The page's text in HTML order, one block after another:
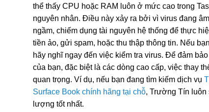
thể thấy CPU hoặc RAM luôn ở mức cao trong
nguyên nhân. Điều này xảy ra bởi vì virus đang
ngầm, chiếm dụng tài nguyên hệ thống để thực
tiền ảo, gửi spam, hoặc thu thập thông tin. Nếu
hãy nghĩ ngay đến việc kiểm tra virus. Để đảm
của bạn, đặc biệt là các dòng cao cấp, việc thay
quan trọng. Ví dụ, nếu bạn đang tìm kiếm dịch vụ
Surface Book chính hãng tại chỗ, Trường Tín luôn
lượng tốt nhất.